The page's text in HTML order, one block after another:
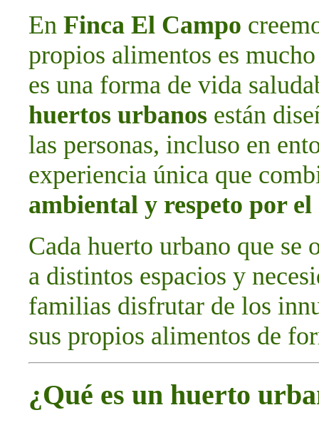
En Finca El Campo
propios alimentos es
es una forma de vida
huertos urbanos están
las personas, incluso en
experiencia única que
ambiental y respeto por
Cada huerto urbano que se
a distintos espacios y
familias disfrutar de los
sus propios alimentos de
¿Qué es un huerto